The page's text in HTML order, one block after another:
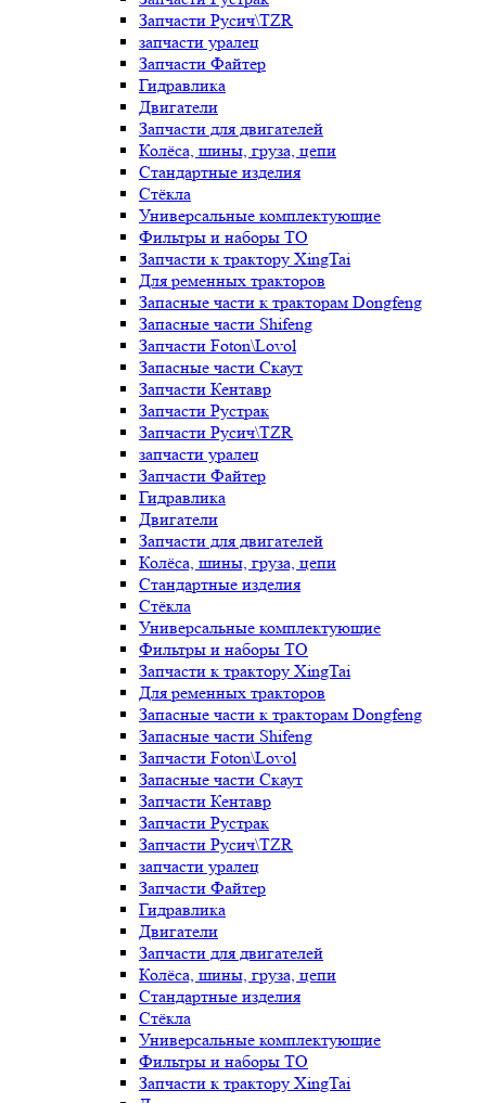
Запчасти Русич\TZR
запчасти уралец
Запчасти Файтер
Гидравлика
Двигатели
Запчасти для двигателей
Колёса, шины, груза, цепи
Стандартные изделия
Стёкла
Универсальные комплектующие
Фильтры и наборы ТО
Запчасти к трактору XingTai
Для ременных тракторов
Запасные части к тракторам Dongfeng
Запасные части Shifeng
Запчасти Foton\Lovol
Запасные части Скаут
Запчасти Кентавр
Запчасти Рустрак
Запчасти Русич\TZR
запчасти уралец
Запчасти Файтер
Гидравлика
Двигатели
Запчасти для двигателей
Колёса, шины, груза, цепи
Стандартные изделия
Стёкла
Универсальные комплектующие
Фильтры и наборы ТО
Запчасти к трактору XingTai
Для ременных тракторов
Запасные части к тракторам Dongfeng
Запасные части Shifeng
Запчасти Foton\Lovol
Запасные части Скаут
Запчасти Кентавр
Запчасти Рустрак
Запчасти Русич\TZR
запчасти уралец
Запчасти Файтер
Гидравлика
Двигатели
Запчасти для двигателей
Колёса, шины, груза, цепи
Стандартные изделия
Стёкла
Универсальные комплектующие
Фильтры и наборы ТО
Запчасти к трактору XingTai